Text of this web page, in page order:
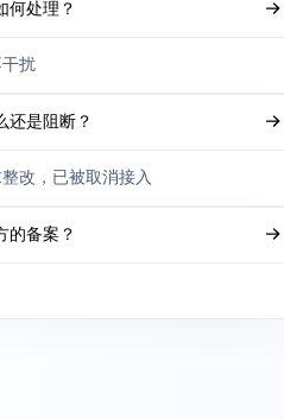
何处理？
扰
还是阻断？
改，已被取消接入
的备案？